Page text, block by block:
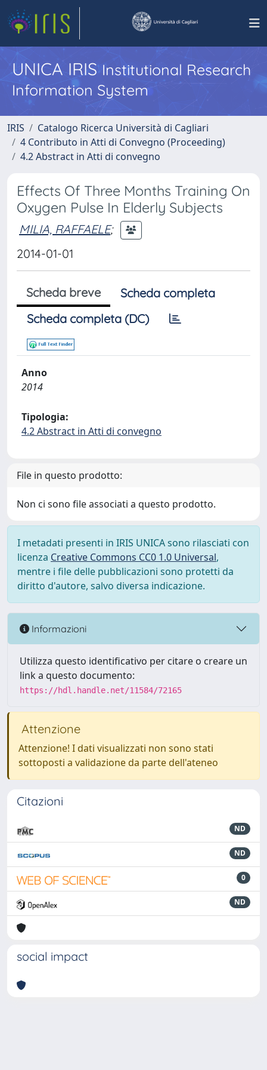
UNICA IRISInstitutional Research
Information System
IRIS
Catalogo Ricerca Università di Cagliari
4 Contributo in Atti di Convegno (Proceeding)
4.2 Abstract in Atti di convegno
Effects Of Three Months Training On
Oxygen Pulse In Elderly Subjects
MILIA, RAFFAELE;
2014-01-01
Scheda breve
Scheda completa
Scheda completa (DC)
Anno
2014
Tipologia:
4.2 Abstract in Atti di convegno
File in questo prodotto:
Non ci sono file associati a questo prodotto.
I metadati presenti in IRIS UNICA sono rilasciati con
licenza Creative Commons CC0 1.0 Universal,
mentre i file delle pubblicazioni sono protetti da
diritto d'autore, salvo diversa indicazione.
Informazioni
Utilizza questo identificativo per citare o creare un
link a questo documento:
https://hdl.handle.net/11584/72165
Attenzione
Attenzione! I dati visualizzati non sono stati
sottoposti a validazione da parte dell'ateneo
Citazioni
ND
ND
0
ND
social impact